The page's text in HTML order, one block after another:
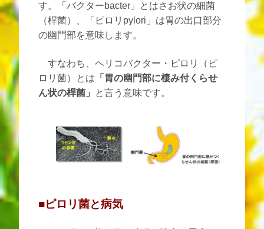
す。「バクターbacter」とはさお状の細菌
（桿菌）、「ピロリpylori」は胃の出口部分
の幽門部を意味します。
すなわち、ヘリコバクター・ピロリ（ピ
ロリ菌）とは 「胃の幽門部に棲み付くらせ
ん状の桿菌」
と言う意味です。
■ピロリ菌と病気